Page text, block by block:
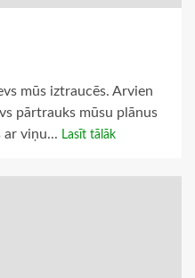
mūs iztraucēs. Arvien
pārtrauks mūsu plānus
ar viņu... Lasīt tālāk